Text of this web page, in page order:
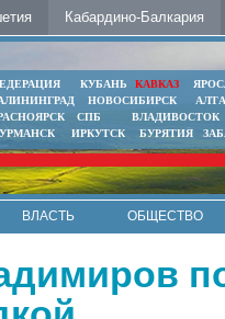
Кабардино-Балкария
КУБАНЬ КАВКАЗ
НОВОСИБИРСК
СПБ
ВЛАДИВОСТОК
ИРКУТСК БУРЯТИЯ
ВЛАСТЬ
ОБЩЕСТВО